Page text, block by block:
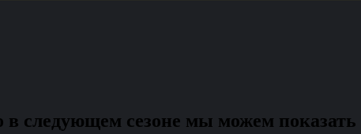
следующем сезоне мы можем показать